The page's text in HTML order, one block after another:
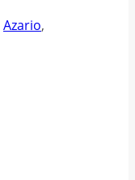
Azario,